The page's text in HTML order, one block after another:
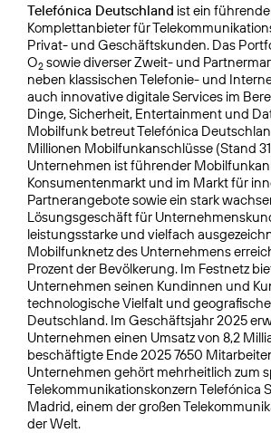
Telefónica Deutschland ist ein
Komplettanbieter für
Privat- und Geschäftskunden. Das
O2 sowie diverser Zweit- und
neben klassischen Telefonie- und
auch innovative digitale Services im
Dinge, Sicherheit, Entertainment und
Mobilfunk betreut Telefónica
Millionen Mobilfunkanschlüsse (Stand
Unternehmen ist führender
Konsumentenmarkt und im Markt für
Partnerangebote sowie ein stark
Lösungsgeschäft für
leistungsstarke und vielfach
Mobilfunknetz des Unternehmens
Prozent der Bevölkerung. Im Festnetz
Unternehmen seinen Kundinnen und
technologische Vielfalt und
Deutschland. Im Geschäftsjahr 2025
Unternehmen einen Umsatz von 8,2
beschäftigte Ende 2025 7650
Unternehmen gehört mehrheitlich zum
Telekommunikationskonzern Telefónica
Madrid, einem der großen
der Welt.